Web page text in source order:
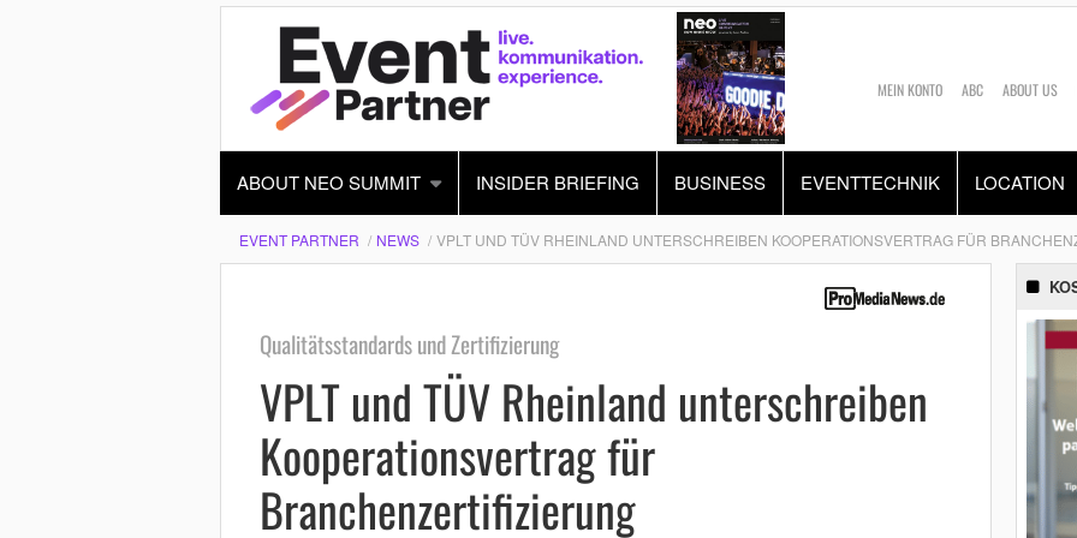
MEIN KONTO ABC ABOUT US
ABOUT NEO SUMMIT INSIDER BRIEFING BUSINESS EVENTTECHNIK LOCATION
EVENT PARTNER NEWS VPLT UND TÜV RHEINLAND UNTERSCHREIBEN KOOPERATIONSVERTRAG FÜR
Qualitätsstandards und Zertifizierung
VPLT und TÜV Rheinland unterschreiben
Kooperationsvertrag für
Branchenzertifizierung